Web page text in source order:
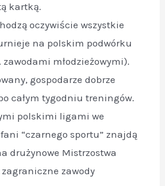
kartką.
oczywiście wszystkie
na polskim podwórku
zawodami młodzieżowymi).
gospodarze dobrze
całym tygodniu treningów.
polskimi ligami we
“czarnego sportu” znajdą
drużynowe Mistrzostwa
zawody